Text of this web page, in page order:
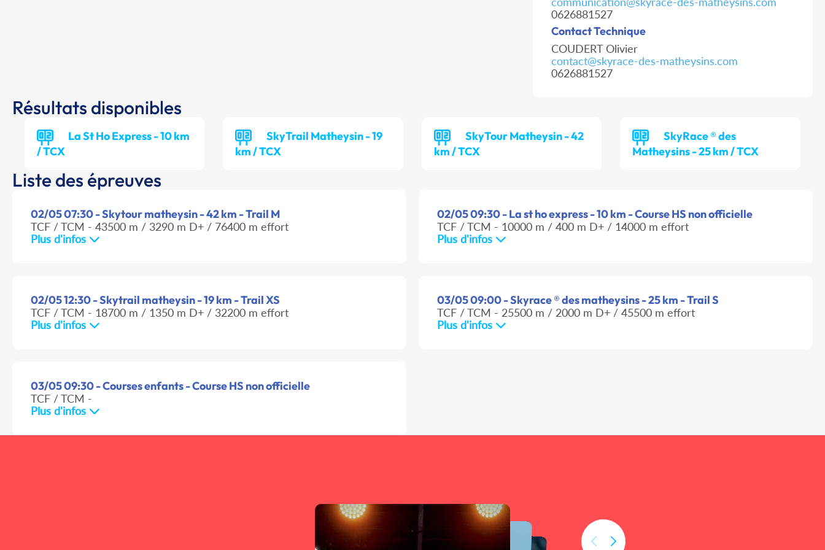
0626881527
Contact Technique
COUDERT Olivier
contact@skyrace-des-matheysins.com
0626881527
Résultats disponibles
La St Ho Express - 10 km
/ TCX
SkyTrail Matheysin - 19
km / TCX
SkyTour Matheysin - 42
km / TCX
SkyRace ® des
Matheysins - 25 km / TCX
Liste des épreuves
02/05 07:30 - Skytour matheysin - 42 km - Trail M
TCF / TCM - 43500 m / 3290 m D+ / 76400 m effort
Plus d'infos
02/05 09:30 - La st ho express - 10 km - Course HS non officielle
TCF / TCM - 10000 m / 400 m D+ / 14000 m effort
Plus d'infos
02/05 12:30 - Skytrail matheysin - 19 km - Trail XS
TCF / TCM - 18700 m / 1350 m D+ / 32200 m effort
Plus d'infos
03/05 09:00 - Skyrace ® des matheysins - 25 km - Trail S
TCF / TCM - 25500 m / 2000 m D+ / 45500 m effort
Plus d'infos
03/05 09:30 - Courses enfants - Course HS non officielle
TCF / TCM -
Plus d'infos